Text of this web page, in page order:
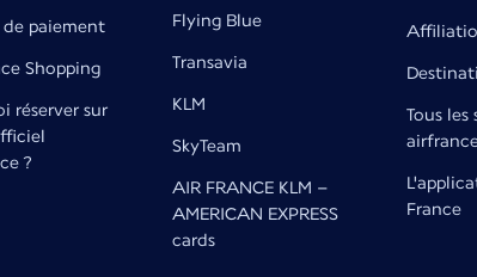
de paiement
Shopping
réserver sur
?
Flying Blue
Transavia
KLM
SkyTeam
AIR FRANCE KLM –
AMERICAN EXPRESS
cards
Tous les
France